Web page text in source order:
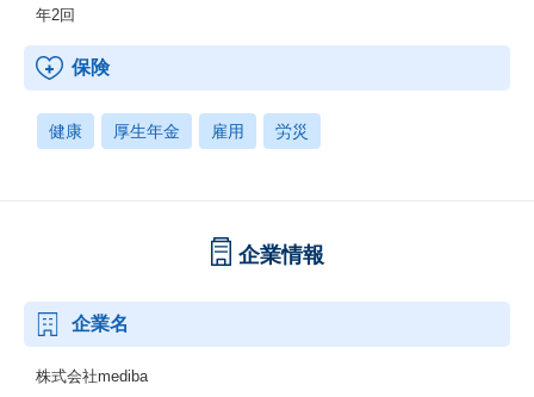
年2回
保険
健康 厚生年金 雇用 労災
企業情報
企業名
株式会社mediba